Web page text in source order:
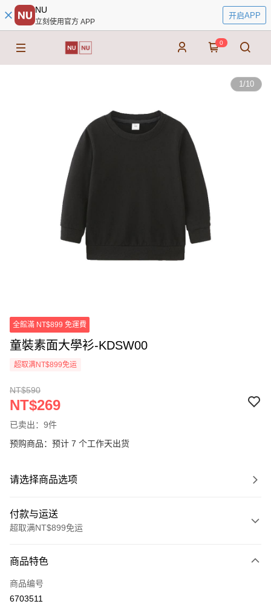
NU
立刻使用官方 APP
开启APP
0
1/10
全館滿 NT$899 免運費
童裝素面大學衫-KDSW00
超取满NT$899免运
NT$590
NT$269
已卖出：9件
预购商品：预计 7 个工作天出货
请选择商品选项
付款与运送
超取满NT$899免运
信用卡一次付款
信用卡分期付款
商品特色
商品编号
6703511